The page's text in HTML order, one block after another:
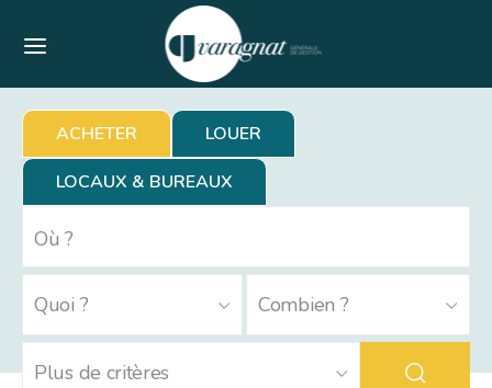
ACHETER
LOUER
LOCAUX & BUREAUX